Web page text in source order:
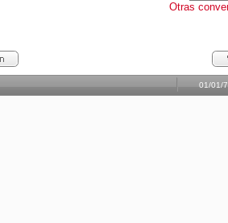
Otras
01/01/